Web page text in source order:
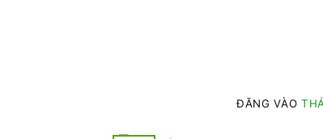
ĐĂNG VÀO